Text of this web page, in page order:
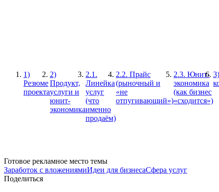
1)
Резюме
проекта
2)
Продукт,
услуги и
юнит-
экономика
2.1.
Линейка
услуг
(что
именно
продаём)
2.2. Прайс
(рыночный и
«не
отпугивающий»)
2.3. Юнит-
экономика
(как бизнес
«сходится»)
Готовое рекламное место темы
Заработок с вложениямиИдеи для бизнесаСфера услуг
Поделиться